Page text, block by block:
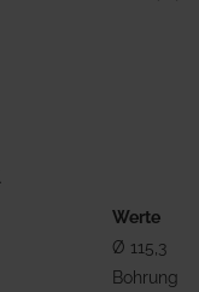
Werte
Ø 115,3
Bohrung